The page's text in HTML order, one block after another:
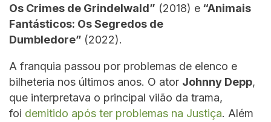
Os Crimes de Grindelwald” (2018) e “Animais
Fantásticos: Os Segredos de
Dumbledore” (2022).
A franquia passou por problemas de elenco e
bilheteria nos últimos anos. O ator Johnny Depp,
que interpretava o principal vilão da trama,
foi demitido após ter problemas na Justiça. Além